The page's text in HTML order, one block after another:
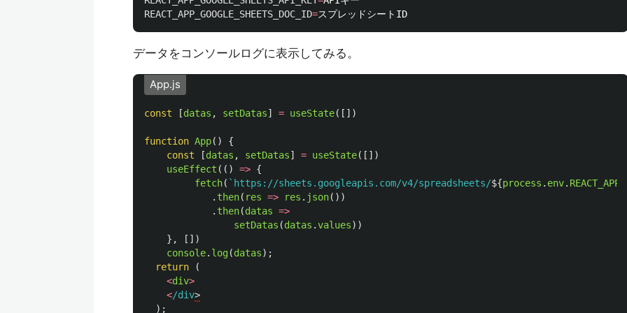
REACT_APP_GOOGLE_SHEETS_DOC_ID=
データをコンソールログに表示してみる。
App.js
const [datas , setDatas] = useState([])
function App()
{
const
[datas , setDatas] = useState([])
useEffect (() => {
fetch( `https://sheets.googleapis.com/v4/spreadsheets/${process . env.
. then( res => res . json())
. then(datas =>
setDatas (datas .values))
},
[])
console. log(datas);
return
(
<div>
</div
);